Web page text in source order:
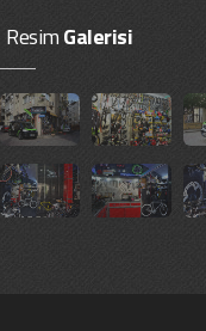
ResimGalerisi